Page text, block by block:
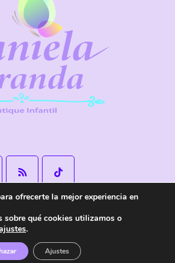
de Privacidad
y devoluciones
Accesibilidad
ofrecerte la mejor experiencia en
sobre qué cookies utilizamos o
.
Ajustes